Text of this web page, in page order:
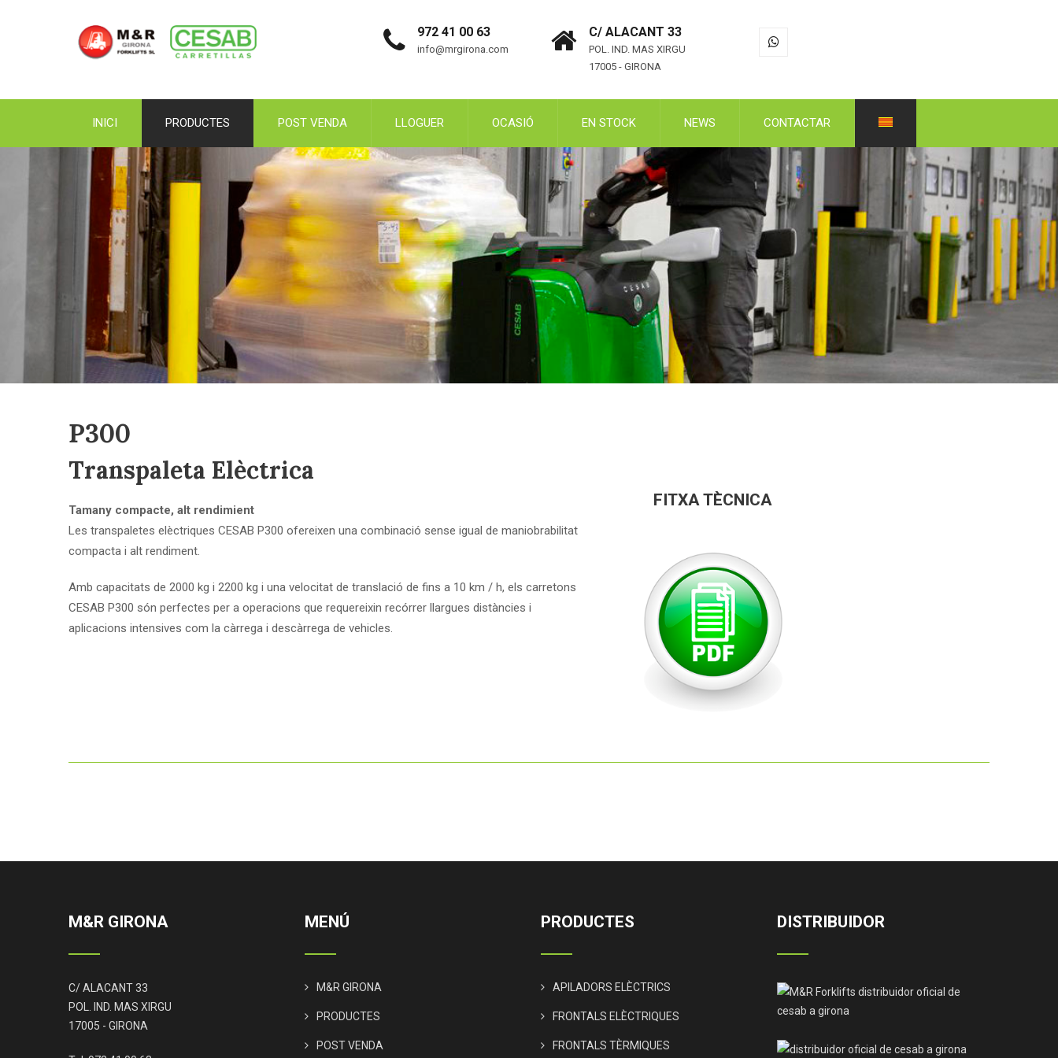
972 41 00 63
info@mrgirona.com
C/ ALACANT 33
POL. IND. MAS XIRGU
17005 - GIRONA
INICI PRODUCTES POST VENDA LLOGUER OCASIÓ EN STOCK NEWS CONTACTAR
P300
Transpaleta Elèctrica
Tamany compacte, alt rendimient
Les transpaletes elèctriques CESAB P300 ofereixen una combinació sense igual de maniobrabilitat
compacta i alt rendiment.
Amb capacitats de 2000 kg i 2200 kg i una velocitat de translació de fins a 10 km / h, els carretons
CESAB P300 són perfectes per a operacions que requereixin recórrer llargues distàncies i
aplicacions intensives com la càrrega i descàrrega de vehicles.
FITXA TÈCNICA
M&R GIRONA
C/ ALACANT 33
POL. IND. MAS XIRGU
17005 - GIRONA
MENÚ
M&R GIRONA
PRODUCTES
POST VENDA
PRODUCTES
APILADORS ELÈCTRICS
FRONTALS ELÈCTRIQUES
FRONTALS TÈRMIQUES
DISTRIBUIDOR